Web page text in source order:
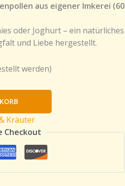
aus eigener Imkerei (60
oder Joghurt – ein natürliches
und Liebe hergestellt.
werden)
Kräuter
Checkout